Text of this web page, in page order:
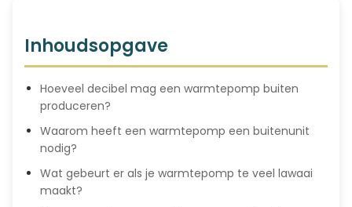
Inhoudsopgave
Hoeveel decibel mag een warmtepomp buiten
produceren?
Waarom heeft een warmtepomp een buitenunit
nodig?
Wat gebeurt er als je warmtepomp te veel lawaai
maakt?